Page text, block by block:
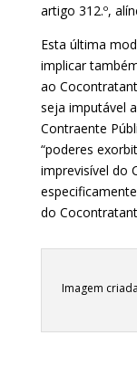
artigo 312.º,
Esta última
implicar
ao
seja imputável
Contraente
“poderes
imprevisível do
do
Imagem